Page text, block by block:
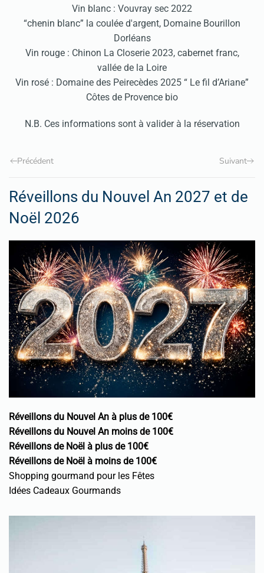
Vin blanc : Vouvray sec 2022
“chenin blanc” la coulée d'argent, Domaine Bourillon
Dorléans
Vin rouge : Chinon La Closerie 2023, cabernet franc,
vallée de la Loire
Vin rosé : Domaine des Peirecèdes 2025 “ Le fil d’Ariane”
Côtes de Provence bio
N.B. Ces informations sont à valider à la réservation
Précédent Suivant
Réveillons du Nouvel An 2027 et de
Noël 2026
Réveillons du Nouvel An à plus de 100€
Réveillons du Nouvel An moins de 100€
Réveillons de Noël à plus de 100€
Réveillons de Noël à moins de 100€
Shopping gourmand pour les Fêtes
Idées Cadeaux Gourmands